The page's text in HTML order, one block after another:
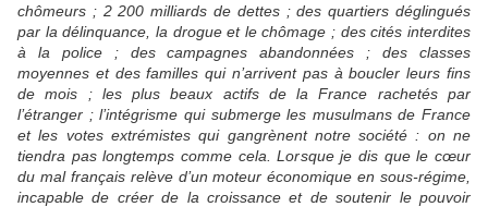
chômeurs ; 2 200 milliards de dettes ; des quartiers déglingués
par la délinquance, la drogue et le chômage ; des cités interdites
à la police ; des campagnes abandonnées ; des classes
moyennes et des familles qui n’arrivent pas à boucler leurs fins
de mois ; les plus beaux actifs de la France rachetés par
l’étranger ; l’intégrisme qui submerge les musulmans de France
et les votes extrémistes qui gangrènent notre société : on ne
tiendra pas longtemps comme cela. Lorsque je dis que le cœur
du mal français relève d’un moteur économique en sous-régime,
incapable de créer de la croissance et de soutenir le pouvoir